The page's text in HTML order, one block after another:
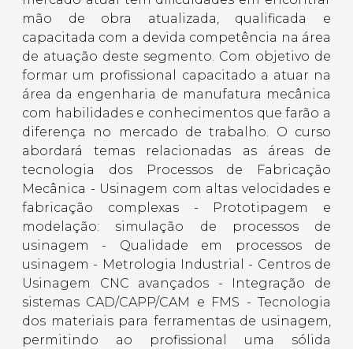
mão de obra atualizada, qualificada e
capacitada com a devida competência na área
de atuação deste segmento. Com objetivo de
formar um profissional capacitado a atuar na
área da engenharia de manufatura mecânica
com habilidades e conhecimentos que farão a
diferença no mercado de trabalho. O curso
abordará temas relacionadas as áreas de
tecnologia dos Processos de Fabricação
Mecânica - Usinagem com altas velocidades e
fabricação complexas - Prototipagem e
modelação: simulação de processos de
usinagem - Qualidade em processos de
usinagem - Metrologia Industrial - Centros de
Usinagem CNC avançados - Integração de
sistemas CAD/CAPP/CAM e FMS - Tecnologia
dos materiais para ferramentas de usinagem,
permitindo ao profissional uma sólida